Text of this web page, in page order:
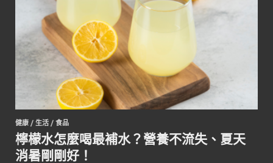
健康 / 生活 / 食品
檸檬水怎麼喝最補水？營養不流失、夏天
消暑剛剛好！